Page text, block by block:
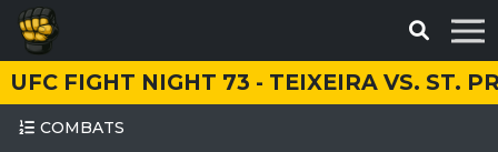
UFC FIGHT NIGHT 73 - TEIXEIRA VS. ST.
COMBATS